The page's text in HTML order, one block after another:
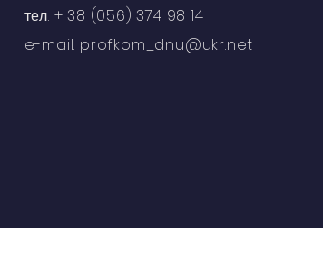
тел. + 38 (056) 374 98 14
e-mail: profkom_dnu@ukr.net